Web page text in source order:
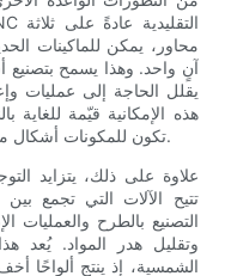
محاور، يمكن للماكينات
آنٍ واحد. وهذا يسمح بتصنيع
يقلل الحاجة إلى عمليات
هذه الإمكانية قيّمة
تكون للمكونات أشكال معقدة لزيادة مساحة السطح إلى أقصى حد.
علاوة على ذلك، يتزايد
التصنيع بالطرح
وتقليل هدر المواد. يُعد
الشمسية، إذ ينتج ألواحًا